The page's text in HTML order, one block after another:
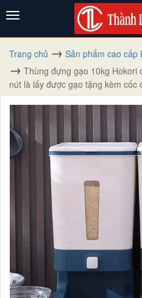
Trang chủ
Sản phẩm cao cấp
Thùng đựng gạo 10kg Hokori
nút là lấy được gạo tặng kèm cốc